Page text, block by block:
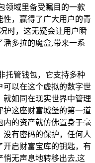
领域里备受瞩目的一款
，赢得了广大用户的青
时，这无疑会让用户瞬
潘多拉的魔盒,带来一系
托管钱包，它支持多种
可以在这个虚拟的数字世
就如同在现实世界中管理
护这座财富城堡的第一道
内的资产就仿佛置身于毫
有密码的保护，任何人
开启财富宝库的钥匙，有
悄无声息地转移出去,这